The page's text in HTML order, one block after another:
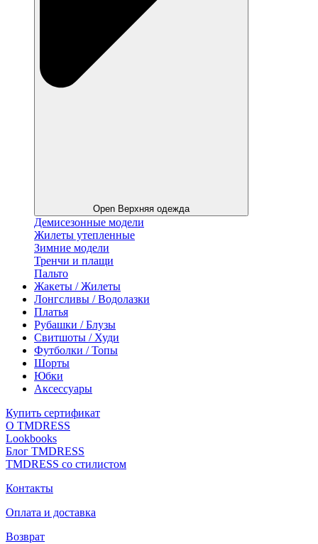
Open Верхняя одежда
Демисезонные модели
Жилеты утепленные
Зимние модели
Тренчи и плащи
Пальто
Жакеты / Жилеты
Лонгсливы / Водолазки
Платья
Рубашки / Блузы
Свитшоты / Худи
Футболки / Топы
Шорты
Юбки
Аксессуары
Купить сертификат
О TMDRESS
Lookbooks
Блог TMDRESS
TMDRESS со стилистом
Контакты
Оплата и доставка
Возврат